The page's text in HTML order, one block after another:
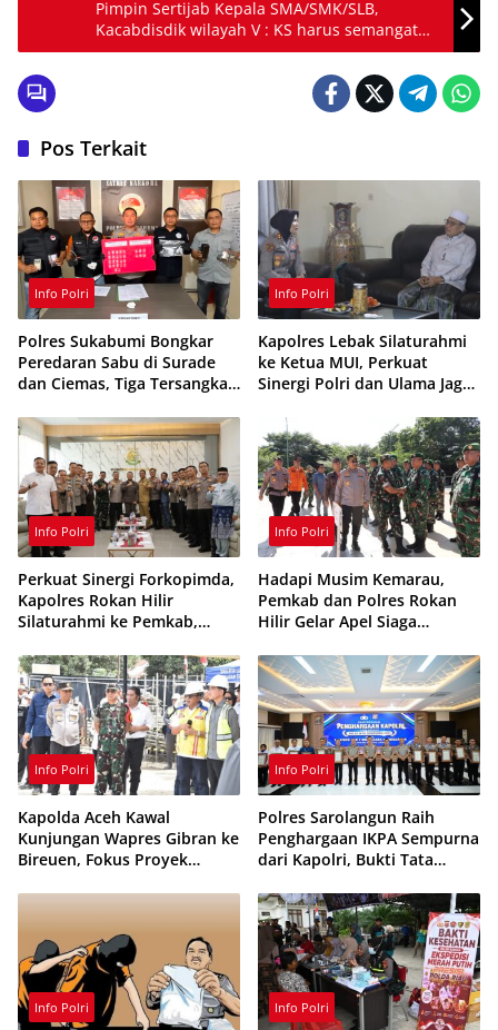
Pimpin Sertijab Kepala SMA/SMK/SLB,
Kacabdisdik wilayah V : KS harus semangat
dan bertanggung jawab
Pos Terkait
Info Polri
Polres Sukabumi Bongkar
Peredaran Sabu di Surade
dan Ciemas, Tiga Tersangka
Info Polri
Kapolres Lebak Silaturahmi
ke Ketua MUI, Perkuat
Sinergi Polri dan Ulama Jaga
Info Polri
Perkuat Sinergi Forkopimda,
Kapolres Rokan Hilir
Silaturahmi ke Pemkab,
Info Polri
Hadapi Musim Kemarau,
Pemkab dan Polres Rokan
Hilir Gelar Apel Siaga
Sinergi Cegah Kebakaran
Info Polri
Kapolda Aceh Kawal
Kunjungan Wapres Gibran ke
Bireuen, Fokus Proyek
Info Polri
Polres Sarolangun Raih
Penghargaan IKPA Sempurna
dari Kapolri, Bukti Tata
Berintegritas
Info Polri Info Polri